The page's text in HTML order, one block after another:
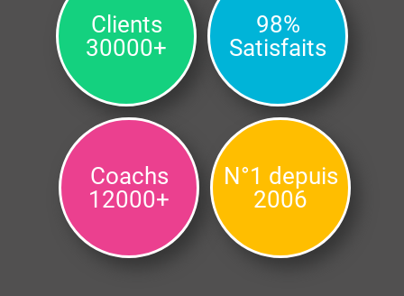
Clients
30000+
98%
Satisfaits
Coachs
12000+
N°1 depuis
2006